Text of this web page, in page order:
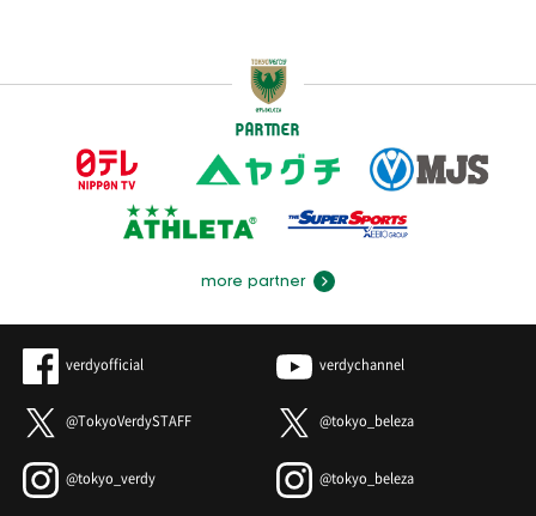
PARTNER
more partner
verdyofficial verdychannel
@TokyoVerdySTAFF @tokyo_beleza
@tokyo_verdy @tokyo_beleza